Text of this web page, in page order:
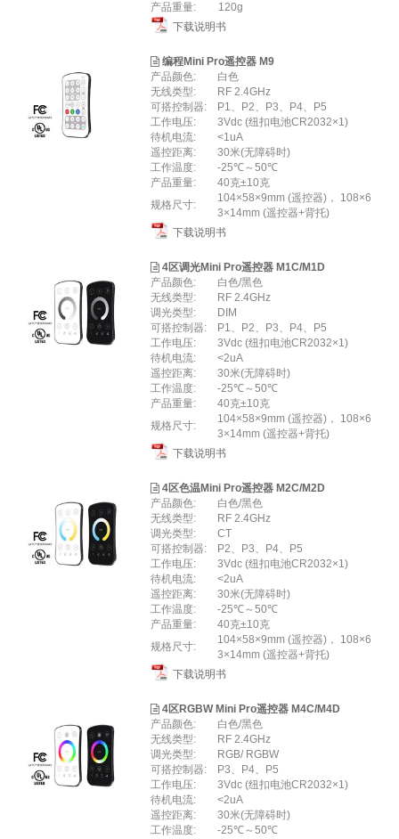
产品重量:
120g
下载说明书
编程Mini Pro遥控器 M9
产品颜色:
白色
无线类型:
RF 2.4GHz
可搭控制器:
P1、P2、P3、P4、P5
工作电压:
3Vdc (纽扣电池CR2032×1)
待机电流:
<1uA
遥控距离:
30米(无障碍时)
工作温度:
-25℃～50℃
产品重量:
40克±10克
规格尺寸:
104×58×9mm (遥控器)， 108×6
3×14mm (遥控器+背托)
下载说明书
4区调光Mini Pro遥控器 M1C/M1D
产品颜色:
白色/黑色
无线类型:
RF 2.4GHz
调光类型:
DIM
可搭控制器:
P1、P2、P3、P4、P5
工作电压:
3Vdc (纽扣电池CR2032×1)
待机电流:
<2uA
遥控距离:
30米(无障碍时)
工作温度:
-25℃～50℃
产品重量:
40克±10克
规格尺寸:
104×58×9mm (遥控器)， 108×6
3×14mm (遥控器+背托)
下载说明书
4区色温Mini Pro遥控器 M2C/M2D
产品颜色:
白色/黑色
无线类型:
RF 2.4GHz
调光类型:
CT
可搭控制器:
P2、P3、P4、P5
工作电压:
3Vdc (纽扣电池CR2032×1)
待机电流:
<2uA
遥控距离:
30米(无障碍时)
工作温度:
-25℃～50℃
产品重量:
40克±10克
规格尺寸:
104×58×9mm (遥控器)， 108×6
3×14mm (遥控器+背托)
下载说明书
4区RGBW Mini Pro遥控器 M4C/M4D
产品颜色:
白色/黑色
无线类型:
RF 2.4GHz
调光类型:
RGB/ RGBW
可搭控制器:
P3、P4、P5
工作电压:
3Vdc (纽扣电池CR2032×1)
待机电流:
<2uA
遥控距离:
30米(无障碍时)
工作温度:
-25℃～50℃